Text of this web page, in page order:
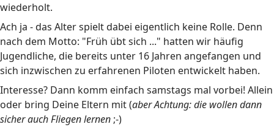
wiederholt.
Ach ja - das Alter spielt dabei eigentlich keine Rolle. Denn
nach dem Motto: "Früh übt sich ..." hatten wir häufig
Jugendliche, die bereits unter 16 Jahren angefangen und
sich inzwischen zu erfahrenen Piloten entwickelt haben.
Interesse? Dann komm einfach samstags mal vorbei! Allein
oder bring Deine Eltern mit (aber Achtung: die wollen dann
sicher auch Fliegen lernen ;-)